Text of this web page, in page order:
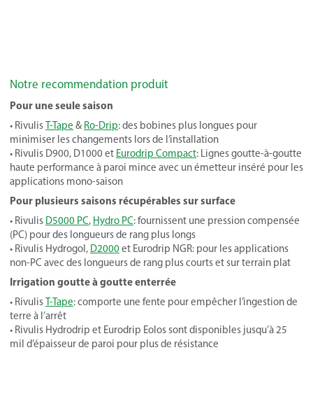
Notre recommendation produit
Pour une seule saison
• RivulisT-Tape & Ro-Drip: des bobines plus longues pour
minimiser les changements lors de l’installation
• Rivulis D900, D1000 et Eurodrip Compact: Lignes goutte-à-goutte
haute performance à paroi mince avec un émetteur inséré pour les
applications mono-saison
Pour plusieurs saisons récupérables sur surface
• Rivulis D5000 PC, Hydro PC: fournissent une pression compensée
(PC) pour des longueurs de rang plus longs
• Rivulis Hydrogol, D2000 et Eurodrip NGR: pour les applications
non-PC avec des longueurs de rang plus courts et sur terrain plat
Irrigation goutte à goutte enterrée
• RivulisT-Tape: comporte une fente pour empêcher l’ingestion de
terre à l’arrêt
• Rivulis Hydrodrip et Eurodrip Eolos sont disponibles jusqu’à 25
mil d’épaisseur de paroi pour plus de résistance